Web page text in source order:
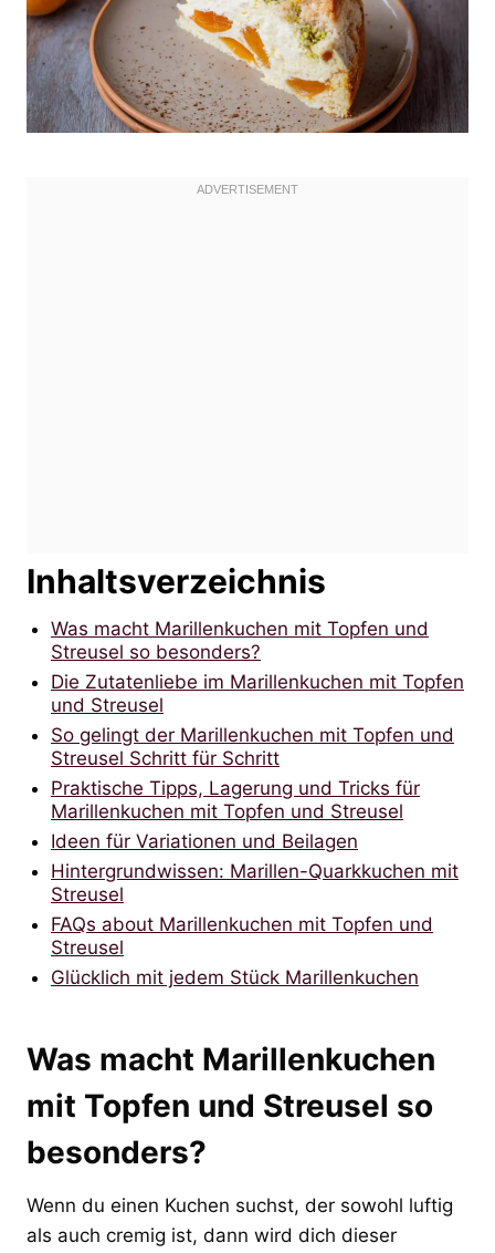
Inhaltsverzeichnis
Was macht Marillenkuchen mit Topfen und
Streusel so besonders?
Die Zutatenliebe im Marillenkuchen mit Topfen
und Streusel
So gelingt der Marillenkuchen mit Topfen und
Streusel Schritt für Schritt
Praktische Tipps, Lagerung und Tricks für
Marillenkuchen mit Topfen und Streusel
Ideen für Variationen und Beilagen
Hintergrundwissen: Marillen-Quarkkuchen mit
Streusel
FAQs about Marillenkuchen mit Topfen und
Streusel
Glücklich mit jedem Stück Marillenkuchen
Was macht Marillenkuchen
mit Topfen und Streusel so
besonders?
Wenn du einen Kuchen suchst, der sowohl luftig
als auch cremig ist, dann wird dich dieser